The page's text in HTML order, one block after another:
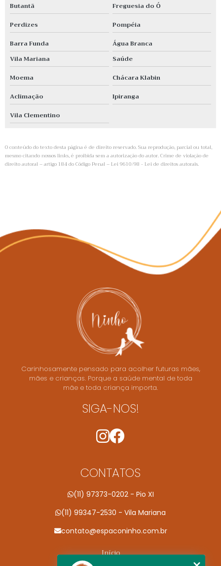
Butantã
Freguesia do Ó
Perdizes
Pompéia
Barra Funda
Água Branca
Vila Mariana
Saúde
Moema
Chácara Klabin
Aclimação
Ipiranga
Vila Clementino
O conteúdo do texto desta página é de direito reservado. Sua reprodução, parcial ou total,
mesmo citando nossos links, é proibida sem a autorização do autor. Crime de violação de
direito autoral – artigo 184 do Código Penal – Lei 9610/98 - Lei de direitos autorais.
Carinhosamente pensado para acolher futuras mães,
mães e crianças. Porque a saúde mental de toda
mãe e toda criança importa.
SIGA-NOS!
CONTATOS
(11) 97373-0202 - Pio XI
(11) 99347-2530 - Vila Mariana
contato@espaconinho.com.br
Início